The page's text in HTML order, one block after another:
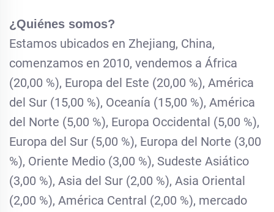
¿Quiénes somos?
Estamos ubicados en Zhejiang, China,
comenzamos en 2010, vendemos a África
(20,00 %), Europa del Este (20,00 %), América
del Sur (15,00 %), Oceanía (15,00 %), América
del Norte (5,00 %), Europa Occidental (5,00 %),
Europa del Sur (5,00 %), Europa del Norte (3,00
%), Oriente Medio (3,00 %), Sudeste Asiático
(3,00 %), Asia del Sur (2,00 %), Asia Oriental
(2,00 %), América Central (2,00 %), mercado